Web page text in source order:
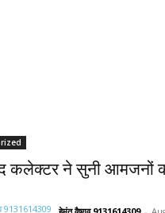
कलेक्टर ने सुनी आमजनों की